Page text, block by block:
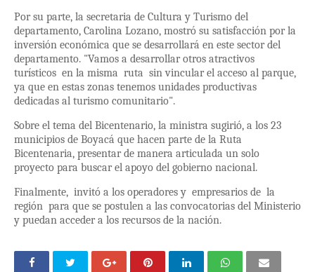
Por su parte, la secretaria de Cultura y Turismo del
departamento, Carolina Lozano, mostró su satisfacción por la
inversión económica que se desarrollará en este sector del
departamento. "Vamos a desarrollar otros atractivos
turísticos en la misma ruta sin vincular el acceso al parque,
ya que en estas zonas tenemos unidades productivas
dedicadas al turismo comunitario".
Sobre el tema del Bicentenario, la ministra sugirió, a los 23
municipios de Boyacá que hacen parte de la Ruta
Bicentenaria, presentar de manera articulada un solo
proyecto para buscar el apoyo del gobierno nacional.
Finalmente, invitó a los operadores y empresarios de la
región para que se postulen a las convocatorias del Ministerio
y puedan acceder a los recursos de la nación.